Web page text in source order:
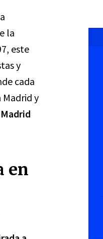
la
este
y
cada
y
en